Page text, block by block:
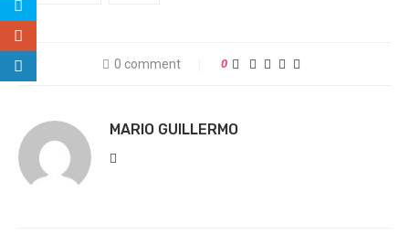
0 comment 0
MARIO GUILLERMO